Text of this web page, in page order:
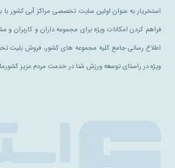
استخریار به عنوان اولین سایت تخصصی مراکز آبی کشور
فراهم کردن امکانات ویژه برای مجموعه داران و کاربران و
اطلاع رسانی جامع کلیه مجموعه های کشور، فروش بلیت
ویژه در راستای توسعه ورزش شنا در خدمت مردم عزیز